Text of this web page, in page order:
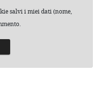
salvi i miei dati (nome,